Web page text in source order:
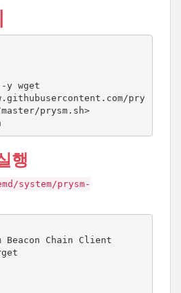
wget
pry
prysm.sh>
행
system/prysm-
Beacon Chain Client